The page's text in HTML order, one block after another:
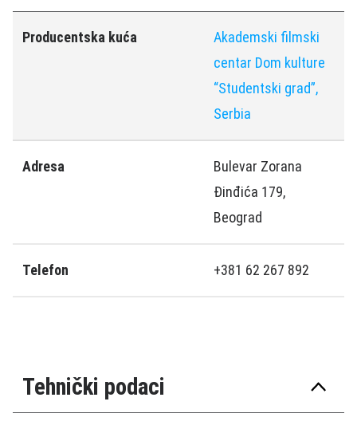
Producentska kuća
Akademski filmski
centar Dom kulture
“Studentski grad”,
Serbia
Adresa
Bulevar Zorana
Đinđića 179,
Beograd
Telefon +381 62 267 892
Tehnički podaci